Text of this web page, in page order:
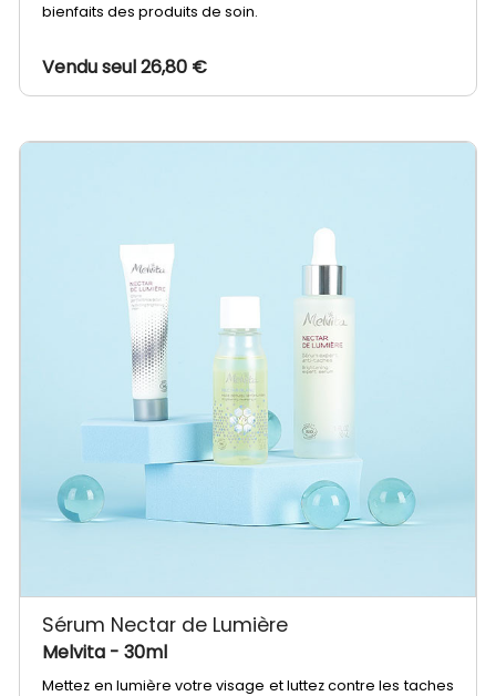
bienfaits des produits de soin.
Vendu seul 26,80 €
Sérum Nectar de Lumière
Melvita - 30ml
Mettez en lumière votre visage et luttez contre les taches